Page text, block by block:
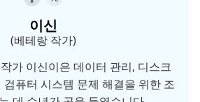
이신
(베테랑 작가)
가 이신이은 데이터 관리, 디스크
검퓨터 시스템 문제 해결을 위한 조